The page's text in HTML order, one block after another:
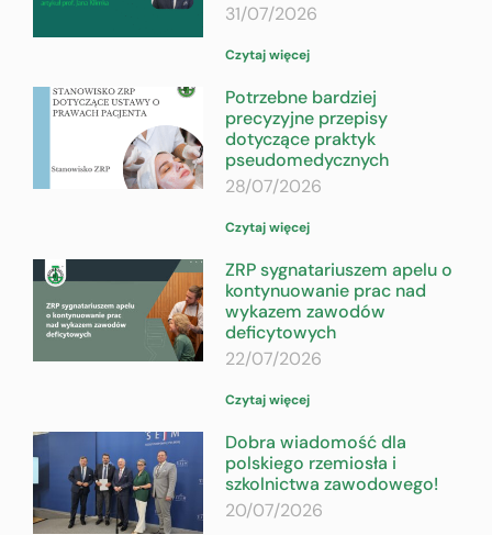
31/07/2026
Czytaj więcej
Potrzebne bardziej
precyzyjne przepisy
dotyczące praktyk
pseudomedycznych
28/07/2026
Czytaj więcej
ZRP sygnatariuszem apelu o
kontynuowanie prac nad
wykazem zawodów
deficytowych
22/07/2026
Czytaj więcej
Dobra wiadomość dla
polskiego rzemiosła i
szkolnictwa zawodowego!
20/07/2026